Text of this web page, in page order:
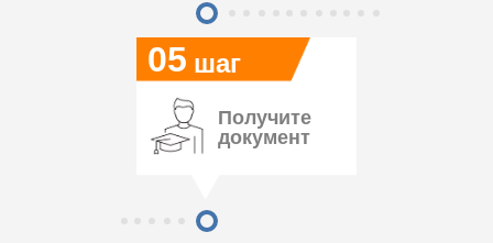
05 шаг
Получите
документ